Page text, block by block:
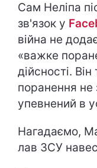
Сам Неліпа
зв'язок у
війна не
«важке
дійсності.
поранення не
упевнений в
Нагадаємо,
лав ЗСУ